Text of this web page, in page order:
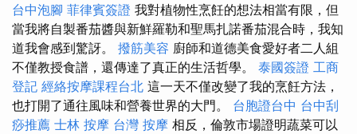
台中泡腳 菲律賓簽證 我對植物性烹飪的想法相當有限，但
當我將自製番茄醬與新鮮羅勒和聖馬扎諾番茄混合時，我知
道我會感到驚訝。 撥筋美容 廚師和道德美食愛好者二人組
不僅教授食譜，還傳達了真正的生活哲學。 泰國簽證 工商
登記 經絡按摩課程台北 這一天不僅改變了我的烹飪方法，
也打開了通往風味和營養世界的大門。 台胞證台中 台中刮
痧推薦 士林 按摩 台灣 按摩 相反，倫敦市場證明蔬菜可以